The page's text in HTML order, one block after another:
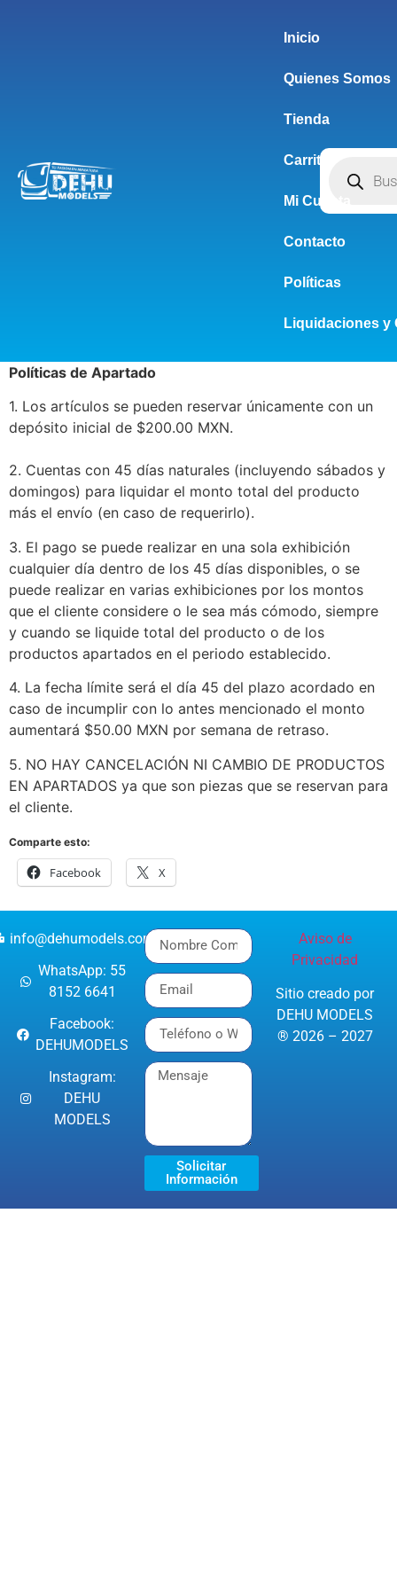
Inicio
Quienes Somos
Tienda
Carrito
Mi Cuenta
Contacto
Políticas
Liquidaciones y
Políticas de Apartado
1. Los artículos se pueden reservar únicamente con un
depósito inicial de $200.00 MXN.
2. Cuentas con 45 días naturales (incluyendo sábados y
domingos) para liquidar el monto total del producto
más el envío (en caso de requerirlo).
3. El pago se puede realizar en una sola exhibición
cualquier día dentro de los 45 días disponibles, o se
puede realizar en varias exhibiciones por los montos
que el cliente considere o le sea más cómodo, siempre
y cuando se liquide total del producto o de los
productos apartados en el periodo establecido.
4. La fecha límite será el día 45 del plazo acordado en
caso de incumplir con lo antes mencionado el monto
aumentará $50.00 MXN por semana de retraso.
5. NO HAY CANCELACIÓN NI CAMBIO DE PRODUCTOS
EN APARTADOS ya que son piezas que se reservan para
el cliente.
Comparte esto:
Facebook X
info@dehumodels.com
WhatsApp: 55
8152 6641
Facebook:
DEHUMODELS
Instagram:
DEHU
MODELS
Solicitar
Información
Aviso de
Privacidad
Sitio creado por
DEHU MODELS
® 2026 – 2027